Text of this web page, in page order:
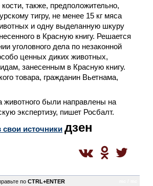
также, предположительно,
тигру, не менее 15 кг мяса
и одну выделанную шкуру
в Красную книгу. Решается
уголовного дела по незаконной
ценных диких животных,
занесенным в Красную книгу.
товара, гражданин Вьетнама,
животного были направлены на
экспертизу, пишет Росбалт.
свои источники дзен
по CTRL+ENTER